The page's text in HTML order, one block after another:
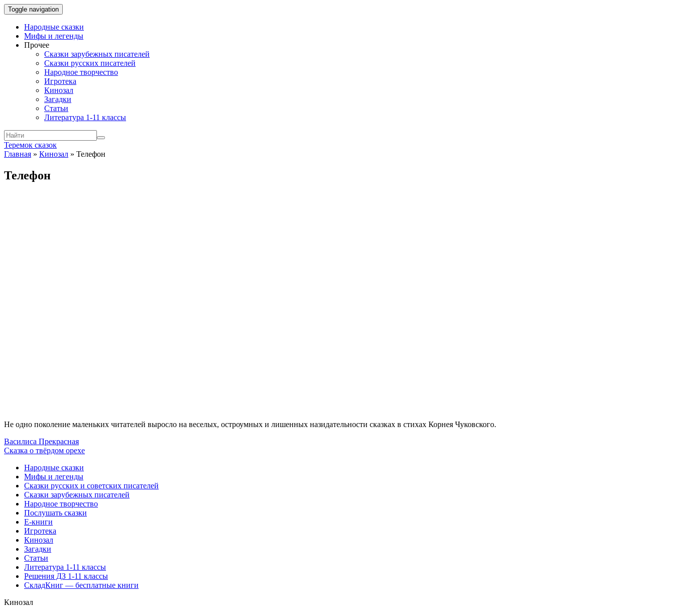
Toggle navigation
Народные сказки
Мифы и легенды
Прочее
Сказки зарубежных писателей
Сказки русских писателей
Народное творчество
Игротека
Кинозал
Загадки
Статьи
Литература 1-11 классы
Теремок сказок
Главная » Кинозал » Телефон
Телефон
Не одно поколение маленьких читателей выросло на веселых, остроумных и лишенных назидательности сказках в стихах Корнея Чуковского.
Василиса Прекрасная
Сказка о твёрдом орехе
Народные сказки
Мифы и легенды
Сказки русских и советских писателей
Сказки зарубежных писателей
Народное творчество
Послушать сказки
Е-книги
Игротека
Кинозал
Загадки
Статьи
Литература 1-11 классы
Решения ДЗ 1-11 классы
СкладКниг — бесплатные книги
Кинозал